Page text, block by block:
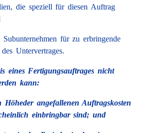
die speziell für diesen Auftrag
für zu erbringende
Untervertrages.
eines Fertigungsauftrages nicht
kann:
angefallenen Auftragskosten
einbringbar sind; und